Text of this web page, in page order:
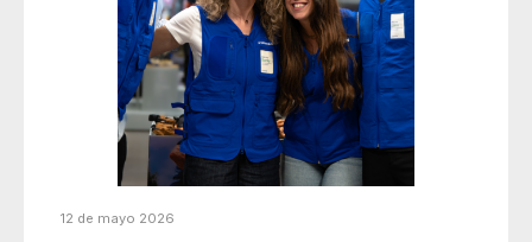
12 de mayo 2026